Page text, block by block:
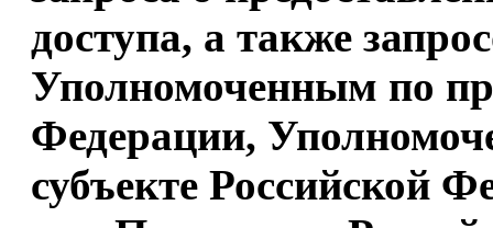
доступа, а также
Уполномоченным по
Федерации,
субъекте Российской